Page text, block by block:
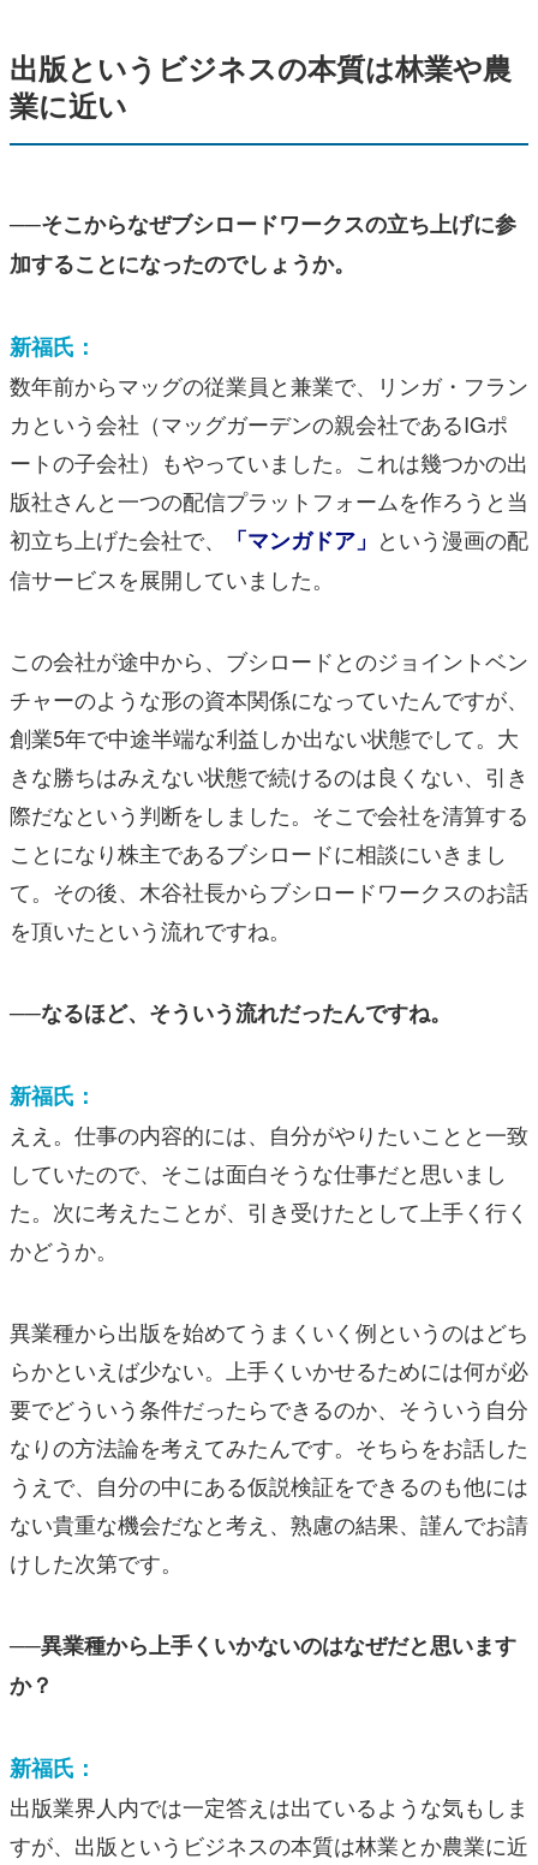
出版というビジネスの本質は林業や農
業に近い
──そこからなぜブシロードワークスの立ち上げに参
加することになったのでしょうか。
新福氏：
数年前からマッグの従業員と兼業で、リンガ・フラン
カという会社（マッグガーデンの親会社であるIGポ
ートの子会社）もやっていました。これは幾つかの出
版社さんと一つの配信プラットフォームを作ろうと当
初立ち上げた会社で、
「マンガドア」 という漫画の配
信サービスを展開していました。
この会社が途中から、ブシロードとのジョイントベン
チャーのような形の資本関係になっていたんですが、
創業5年で中途半端な利益しか出ない状態でして。大
きな勝ちはみえない状態で続けるのは良くない、引き
際だなという判断をしました。そこで会社を清算する
ことになり株主であるブシロードに相談にいきまし
て。その後、木谷社長からブシロードワークスのお話
を頂いたという流れですね。
──なるほど、そういう流れだったんですね。
新福氏：
ええ。仕事の内容的には、自分がやりたいことと一致
していたので、そこは面白そうな仕事だと思いまし
た。次に考えたことが、引き受けたとして上手く行く
かどうか。
異業種から出版を始めてうまくいく例というのはどち
らかといえば少ない。上手くいかせるためには何が必
要でどういう条件だったらできるのか、そういう自分
なりの方法論を考えてみたんです。そちらをお話した
うえで、自分の中にある仮説検証をできるのも他には
ない貴重な機会だなと考え、熟慮の結果、謹んでお請
けした次第です。
──異業種から上手くいかないのはなぜだと思います
か？
新福氏：
出版業界人内では一定答えは出ているような気もしま
すが、出版というビジネスの本質は林業とか農業に近